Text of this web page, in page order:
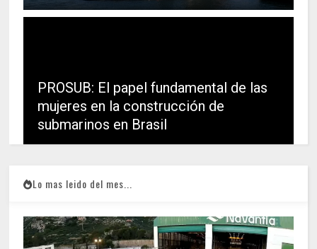
PROSUB: El papel fundamental de las
mujeres en la construcción de
submarinos en Brasil
Lo mas leido del mes...